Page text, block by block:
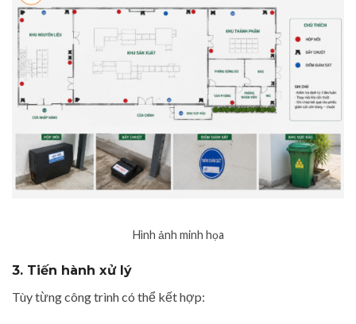
Hình ảnh minh họa
3. Tiến hành xử lý
Tùy từng công trình có thể kết hợp: